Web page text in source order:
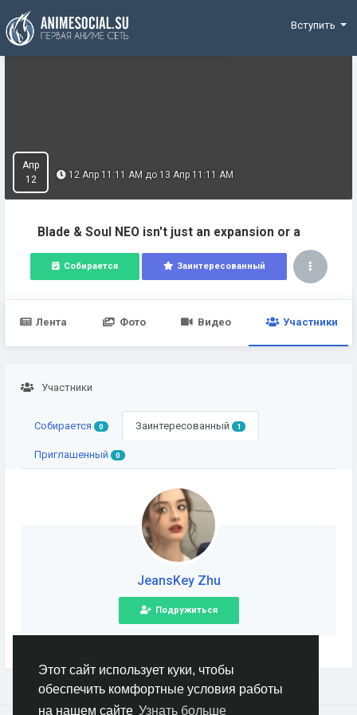
Этот сайт использует куки, чтобы
обеспечить комфортные условия работы
на нашем сайте Узнать больше
Funding
Вступить
Апр
12
Blade & Soul NEO isn't just an expansion or a
12 Апр 11:11 AM до 13 Апр 11:11 AM
Собирается Заинтересованный
Лента Фото Видео Участники
Участники
Собирается 0 Заинтересованный 1
Приглашенный 0
JeansKey Zhu
Подружиться